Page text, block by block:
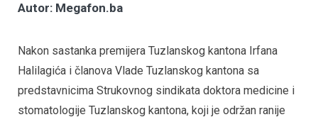
Autor: Megafon.ba
Nakon sastanka premijera Tuzlanskog kantona Irfana
Halilagića i članova Vlade Tuzlanskog kantona sa
predstavnicima Strukovnog sindikata doktora medicine i
stomatologije Tuzlanskog kantona, koji je održan ranije